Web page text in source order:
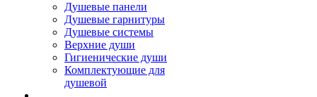
Душевые панели
Душевые гарнитуры
Душевые системы
Верхние души
Гигиенические души
Комплектующие для
душевой